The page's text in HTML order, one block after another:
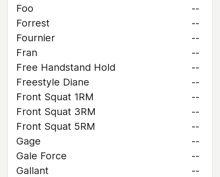
Foo
--
Forrest
--
Fournier
--
Fran
--
Free Handstand Hold
--
Freestyle Diane
--
Front Squat 1RM
--
Front Squat 3RM
--
Front Squat 5RM
--
Gage
--
Gale Force
--
Gallant
--